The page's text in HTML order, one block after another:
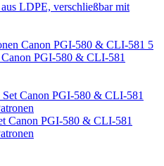
LDPE, verschließbar mit
5
PGI-580 & CLI-581
Canon PGI-580 & CLI-581